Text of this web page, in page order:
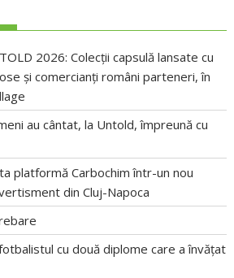
2026: Colecții capsulă lansate cu
și comercianți români parteneri, în
au cântat, la Untold, împreună cu
platformă Carbochim într-un nou
din Cluj-Napoca
cu două diplome care a învățat